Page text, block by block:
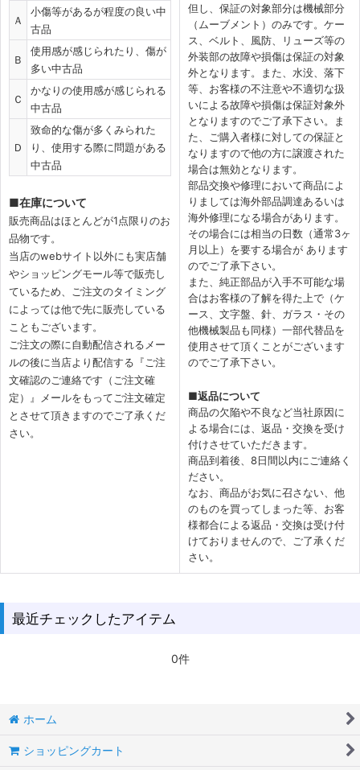
Ａ
小傷等があるが程度の良い中
古品
Ｂ
使用感が感じられたり、傷が
多い中古品
Ｃ
かなりの使用感が感じられる
中古品
Ｄ
致命的な傷が多くみられた
り、使用する際に問題がある
中古品
■在庫について
販売商品はほとんどが1点限りのお
品物です。
当店のwebサイト以外にも実店舗
やショッピングモール等で販売し
ているため、ご注文のタイミング
によっては他で先に販売している
こともございます。
ご注文の際に自動配信されるメー
ルの後に当店より配信する『ご注
文確認のご連絡です（ご注文確
定）』メールをもってご注文確定
とさせて頂きますのでご了承くだ
さい。
但し、保証の対象部分は機械部分
（ムーブメント）のみです。ケー
ス、ベルト、風防、リューズ等の
外装部の故障や損傷は保証の対象
外となります。また、水没、落下
等、お客様の不注意や不適切な扱
いによる故障や損傷は保証対象外
となりますのでご了承下さい。ま
た、ご購入者様に対しての保証と
なりますので他の方に譲渡された
場合は無効となります。
部品交換や修理において商品によ
りましては海外部品調達あるいは
海外修理になる場合があります。
その場合には相当の日数（通常3ヶ
月以上）を要する場合が あります
のでご了承下さい。
また、純正部品が入手不可能な場
合はお客様の了解を得た上で（ケ
ース、文字盤、針、ガラス・その
他機械製品も同様）一部代替品を
使用させて頂くことがございます
のでご了承下さい。
■返品について
商品の欠陥や不良など当社原因に
よる場合には、返品・交換を受け
付けさせていただきます。
商品到着後、8日間以内にご連絡く
ださい。
なお、商品がお気に召さない、他
のものを買ってしまった等、お客
様都合による返品・交換は受け付
けておりませんので、ご了承くだ
さい。
最近チェックしたアイテム
0件
ホーム
ショッピングカート